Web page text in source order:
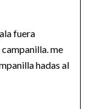
fuera
me
hadas al